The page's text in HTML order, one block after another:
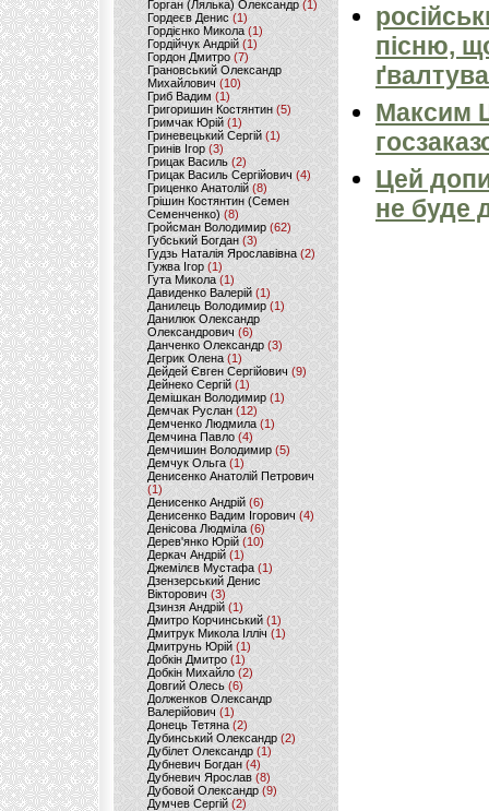
Горган (Лялька) Олександр(1)
Гордеєв Денис (1)
Гордієнко Микола (1)
Гордійчук Андрій (1)
Гордон Дмитро (7)
Грановський Олександр
Михайлович (10)
Гриб Вадим (1)
Григоришин Костянтин (5)
Гримчак Юрій(1)
Гриневецький Сергій(1)
Гринів Ігор (3)
Грицак Василь (2)
Грицак Василь Сергійович (4)
Гриценко Анатолій (8)
Грішин Костянтин (Семен
Семенченко)(8)
Гройсман Володимир(62)
Губський Богдан (3)
Гудзь Наталія Ярославівна(2)
Гужва Ігор (1)
Гута Микола (1)
Давиденко Валерій (1)
Данилець Володимир(1)
Данилюк Олександр
Олександрович (6)
Данченко Олександр (3)
Дегрик Олена(1)
Дейдей Євген Сергійович(9)
Дейнеко Сергій (1)
Демішкан Володимир(1)
Демчак Руслан (12)
Демченко Людмила (1)
Демчина Павло (4)
Демчишин Володимир (5)
Демчук Ольга(1)
Денисенко Анатолій Петрович
(1)
Денисенко Андрій (6)
Денисенко Вадим Ігорович (4)
Денісова Людміла(6)
Дерев'янко Юрій(10)
Деркач Андрій(1)
Джемілєв Мустафа (1)
Дзензерський Денис
Вікторович (3)
Дзинзя Андрій (1)
Дмитро Корчинський (1)
Дмитрук Микола Ілліч (1)
Дмитрунь Юрій (1)
Добкін Дмитро(1)
Добкін Михайло (2)
Довгий Олесь (6)
Долженков Олександр
Валерійович (1)
Донець Тетяна (2)
Дубинський Олександр(2)
Дубілет Олександр (1)
Дубневич Богдан (4)
Дубневич Ярослав (8)
Дубовой Олександр(9)
Думчев Сергій (2)
пісню,
Максим
Цей
не буде